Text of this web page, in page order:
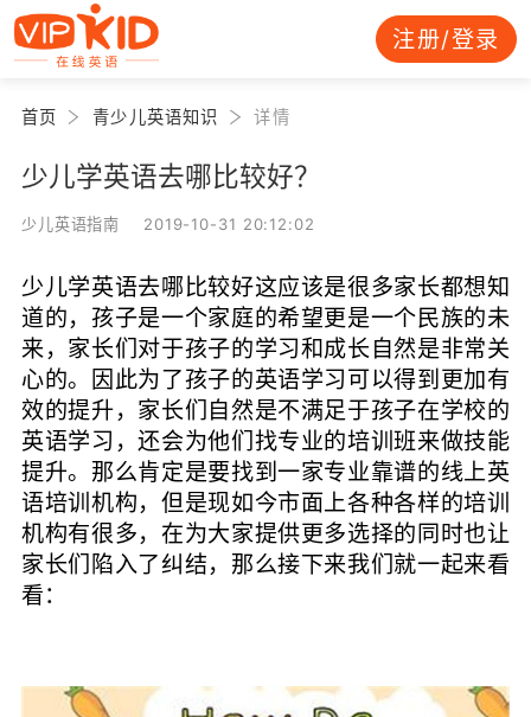
注册/登录
首页 青少儿英语知识 详情
少儿学英语去哪比较好？
少儿英语指南 2019-10-31 20:12:02
少儿学英语去哪比较好这应该是很多家长都想知
道的，孩子是一个家庭的希望更是一个民族的未
来，家长们对于孩子的学习和成长自然是非常关
心的。因此为了孩子的英语学习可以得到更加有
效的提升，家长们自然是不满足于孩子在学校的
英语学习，还会为他们找专业的培训班来做技能
提升。那么肯定是要找到一家专业靠谱的线上英
语培训机构，但是现如今市面上各种各样的培训
机构有很多，在为大家提供更多选择的同时也让
家长们陷入了纠结，那么接下来我们就一起来看
看：